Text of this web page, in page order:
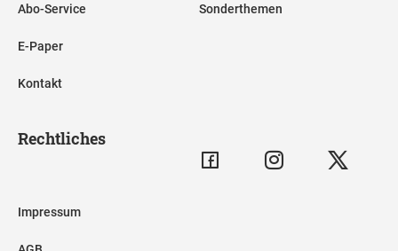
Abo-Service
E-Paper
Kontakt
Sonderthemen
Rechtliches
Impressum